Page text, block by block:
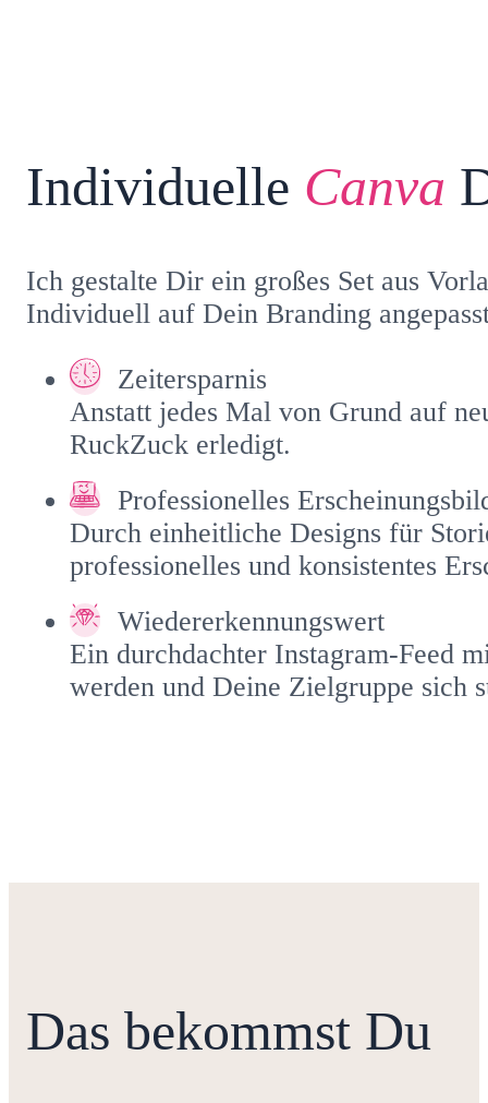
Individuelle Canva
Ich gestalte Dir ein großes Set aus
Individuell auf Dein Branding
Zeitersparnis
Anstatt jedes Mal von Grund auf
RuckZuck erledigt.
Professionelles
Durch einheitliche Designs für
professionelles und konsistentes
Wiedererkennungswert
Ein durchdachter Instagram-Feed
werden und Deine Zielgruppe sich
Das bekommst Du